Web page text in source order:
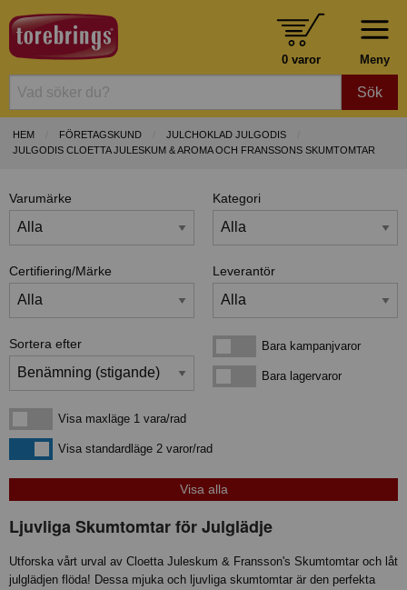
Meny
0 varor
Sök
HEM FÖRETAGSKUND
JULCHOKLAD JULGODIS
JULGODIS CLOETTA JULESKUM & AROMA OCH FRANSSONS SKUMTOMTAR
Varumärke Kategori
Certifiering/Märke Leverantör
Sortera efter Bara kampanjvarorBara kampanjvaror
Bara lagervarorBara lagervaror
Visa maxläge 1 vara/rad
Visa maxläge 1 vara/rad
Visa standardlägeVisa standardläge 2 varor/rad
Ljuvliga Skumtomtar för Julglädje
Utforska vårt urval av Cloetta Juleskum & Fransson's Skumtomtar och låt
julglädjen flöda! Dessa mjuka och ljuvliga skumtomtar är den perfekta